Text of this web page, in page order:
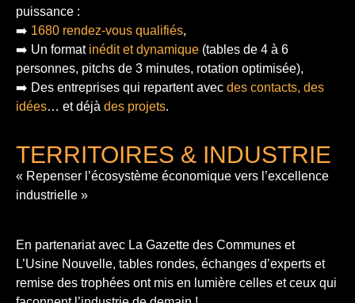
puissance :
➡️ 1680 rendez-vous qualifiés,
➡️ Un format inédit et dynamique (tables de 4 à 6
personnes, pitchs de 3 minutes, rotation optimisée),
➡️ Des entreprises qui repartent avec des contacts, des
idées… et déjà des projets.
TERRITOIRES & INDUSTRIE
« Repenser l’écosystème économique vers l’excellence
industrielle »
En partenariat avec La Gazette des Communes et
L’Usine Nouvelle, tables rondes, échanges d’experts et
remise des trophées ont mis en lumière celles et ceux qui